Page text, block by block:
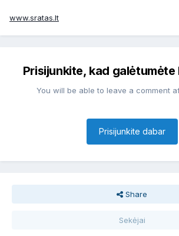
www.sratas.lt
Prisijunkite, kad
You will be able to leave a comment
Prisijunkite dabar
Share
Sekėjai